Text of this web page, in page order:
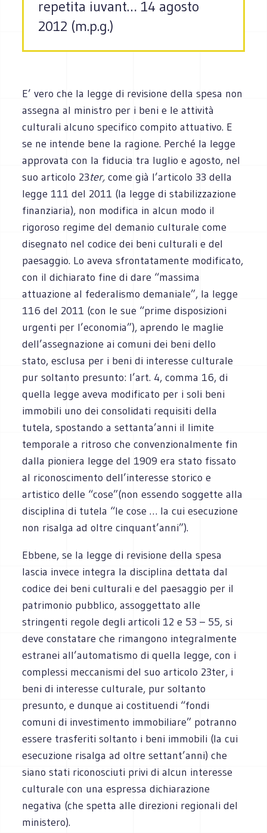
repetita iuvant… 14 agosto
2012 (m.p.g.)
E’ vero che la legge di revisione della spesa non
assegna al ministro per i beni e le attività
culturali alcuno specifico compito attuativo. E
se ne intende bene la ragione. Perché la legge
approvata con la fiducia tra luglio e agosto, nel
suo articolo 23ter, come già l’articolo 33 della
legge 111 del 2011 (la legge di stabilizzazione
finanziaria), non modifica in alcun modo il
rigoroso regime del demanio culturale come
disegnato nel codice dei beni culturali e del
paesaggio. Lo aveva sfrontatamente modificato,
con il dichiarato fine di dare “massima
attuazione al federalismo demaniale”, la legge
116 del 2011 (con le sue “prime disposizioni
urgenti per l’economia”), aprendo le maglie
dell’assegnazione ai comuni dei beni dello
stato, esclusa per i beni di interesse culturale
pur soltanto presunto: l’art. 4, comma 16, di
quella legge aveva modificato per i soli beni
immobili uno dei consolidati requisiti della
tutela, spostando a settanta’anni il limite
temporale a ritroso che convenzionalmente fin
dalla pioniera legge del 1909 era stato fissato
al riconoscimento dell’interesse storico e
artistico delle “cose”(non essendo soggette alla
disciplina di tutela “le cose … la cui esecuzione
non risalga ad oltre cinquant’anni”).
Ebbene, se la legge di revisione della spesa
lascia invece integra la disciplina dettata dal
codice dei beni culturali e del paesaggio per il
patrimonio pubblico, assoggettato alle
stringenti regole degli articoli 12 e 53 – 55, si
deve constatare che rimangono integralmente
estranei all’automatismo di quella legge, con i
complessi meccanismi del suo articolo 23ter, i
beni di interesse culturale, pur soltanto
presunto, e dunque ai costituendi “fondi
comuni di investimento immobiliare” potranno
essere trasferiti soltanto i beni immobili (la cui
esecuzione risalga ad oltre settant’anni) che
siano stati riconosciuti privi di alcun interesse
culturale con una espressa dichiarazione
negativa (che spetta alle direzioni regionali del
ministero).